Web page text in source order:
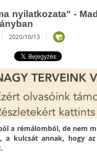
nyilatkozata" -
2020/10/13
a rémálomból, de nem
a kulcsát annak, hogy